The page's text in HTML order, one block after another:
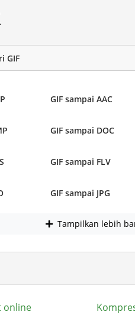
GIF
GIF sampai AAC
GIF sampai DOC
GIF sampai FLV
GIF sampai JPG
Tampilkan lebih
online